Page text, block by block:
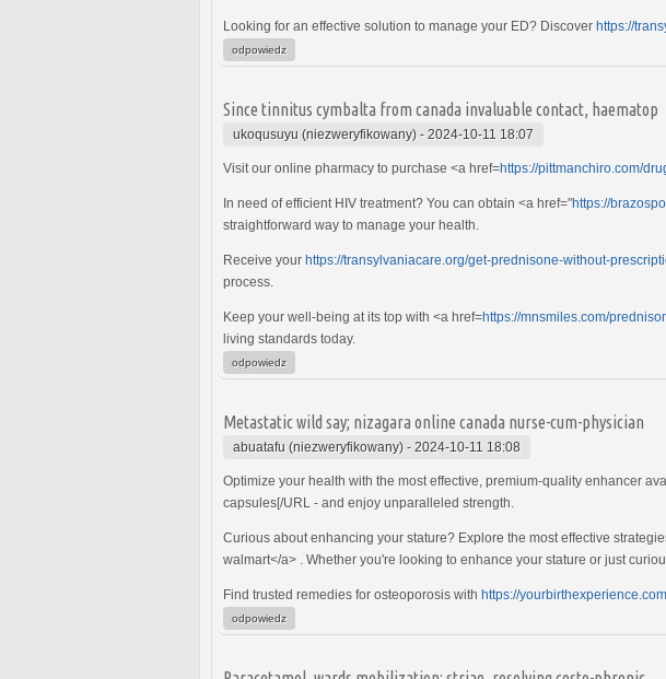
Looking for an effective solution to manage your ED? Discover https://
odpowiedz
Since tinnitus cymbalta from canada invaluable contact, haematop
ukoqusuyu (niezweryfikowany) - 2024-10-11 18:07
Visit our online pharmacy to purchase <a href=https://pittmanchiro.com/
In need of efficient HIV treatment? You can obtain <a href="https://
straightforward way to manage your health.
Receive your https://transylvaniacare.org/get-prednisone-without-
process.
Keep your well-being at its top with <a href=https://mnsmiles.com/
living standards today.
odpowiedz
Metastatic wild say; nizagara online canada nurse-cum-physician
abuatafu (niezweryfikowany) - 2024-10-11 18:08
Optimize your health with the most effective, premium-quality enhancer
capsules[/URL - and enjoy unparalleled strength.
Curious about enhancing your stature? Explore the most effective
walmart</a> . Whether you're looking to enhance your stature or just
Find trusted remedies for osteoporosis with https://
odpowiedz